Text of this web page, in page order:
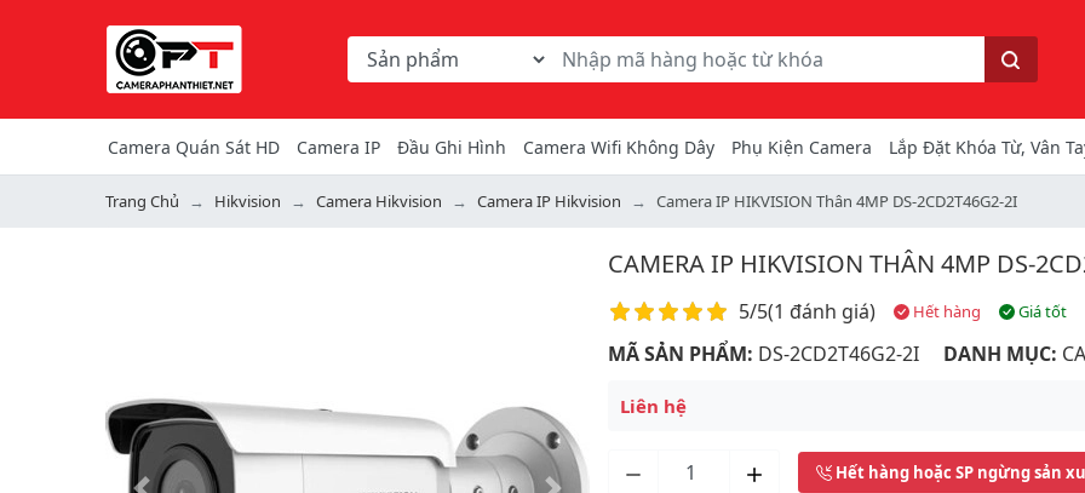
Chọn danh mục tìm kiếm
Từ khóa hoặc mã hàng
Tìm kiếm
Camera Quán Sát HD Camera IP Đầu Ghi Hình Camera Wifi Không Dây Phụ Kiện Camera Lắp Đặt Khóa Từ, Vân
Trang Chủ Hikvision Camera Hikvision Camera IP Hikvision Camera IP HIKVISION Thân 4MP DS-2CD2T46G2-2I
CAMERA IP HIKVISION THÂN 4MP DS-
Điểm đánh giá
5/5(1 đánh giá) Hết hàng Giá tốt
MÃ SẢN PHẨM: DS-2CD2T46G2-2I DANH MỤC:
Liên hệ
Hết hàng hoặc SP ngừng sản